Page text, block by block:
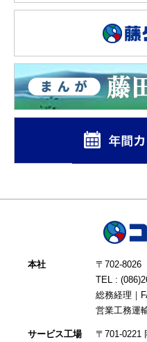
本社
〒702-8026
TEL :
総務経理｜
営業工務運
サービス工場 〒701-0221